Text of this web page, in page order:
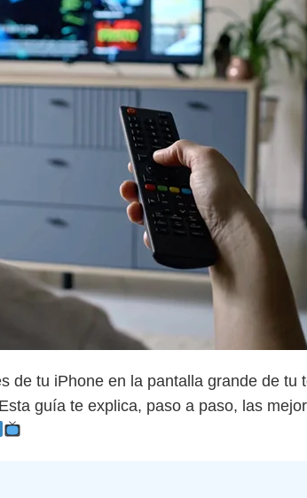
de tu iPhone en la pantalla grande de tu
guía te explica, paso a paso, las